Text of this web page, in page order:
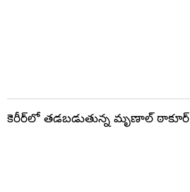
కెరీర్‌లో తడబడుతున్న మృణాల్ ఠాకూర్